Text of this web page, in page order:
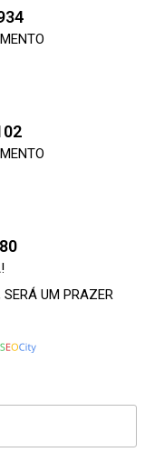
SERÁ UM PRAZER